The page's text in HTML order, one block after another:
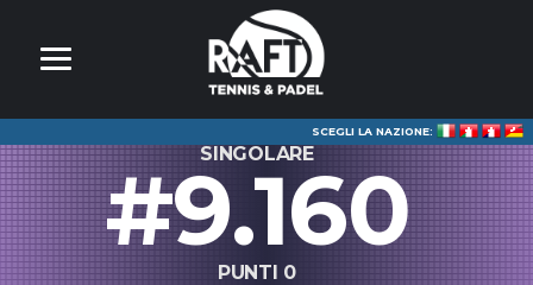
SCEGLI LA NAZIONE:
SINGOLARE
#9.160
PUNTI 0